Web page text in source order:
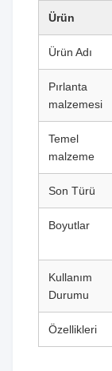
Ürün
Ürün Adı
Pırlanta
malzemesi
Temel
malzeme
Son Türü
Boyutlar
Kullanım
Durumu
Özellikleri